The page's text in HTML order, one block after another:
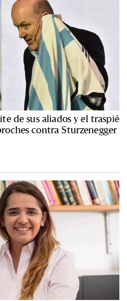
de sus aliados y el traspié
contra Sturzenegger